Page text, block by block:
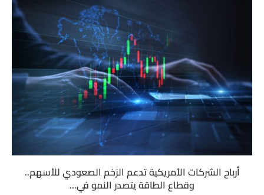
أرباح الشركات الأمريكية تدعم الزخم الصعودي للأسهم..
وقطاع الطاقة يتصدر النمو في...